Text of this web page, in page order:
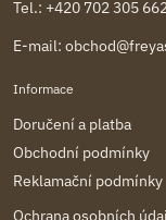
Tel.: +420 702 305
E-mail:
Informace
Doručení a platba
Obchodní podmínky
Reklamační podmínky
Ochrana osobních